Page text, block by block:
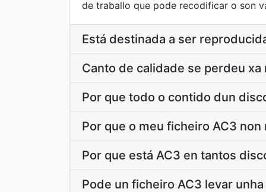
de traballo que pode recodificar o son
Está destinada a ser
Canto de calidade se perdeu xa
Por que todo o contido dun
Por que o meu ficheiro AC3
Por que está AC3 en tantos
Pode un ficheiro AC3 levar